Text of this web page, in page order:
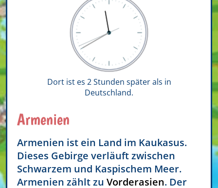
Dort ist es 2 Stunden später als in
Deutschland.
Armenien
Armenien ist ein Land im Kaukasus.
Dieses Gebirge verläuft zwischen
Schwarzem und Kaspischem Meer.
Armenien zählt zu Vorderasien. Der